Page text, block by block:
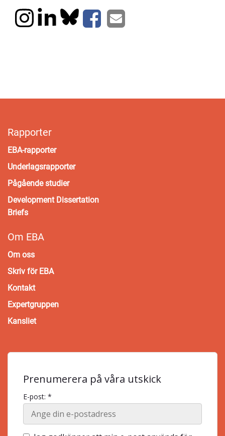
Rapporter
EBA-rapporter
Underlagsrapporter
Pågående studier
Development Dissertation
Briefs
Om EBA
Om oss
Skriv för EBA
Kontakt
Expertgruppen
Kansliet
Prenumerera på våra utskick
E-post: *